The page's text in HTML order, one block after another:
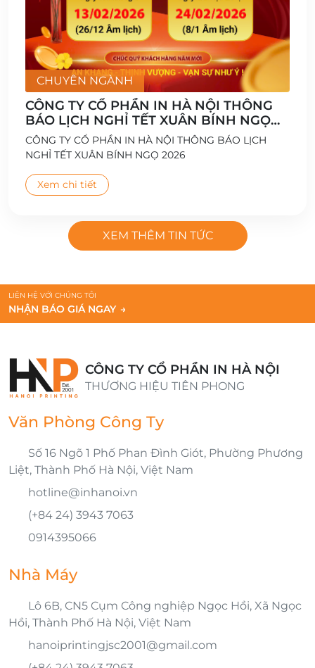
CHUYÊN NGÀNH
CÔNG TY CỔ PHẦN IN HÀ NỘI THÔNG
BÁO LỊCH NGHỈ TẾT XUÂN BÍNH NGỌ
2026
CÔNG TY CỔ PHẦN IN HÀ NỘI THÔNG BÁO LỊCH
NGHỈ TẾT XUÂN BÍNH NGỌ 2026
Xem chi tiết
XEM THÊM TIN TỨC
LIÊN HỆ VỚI CHÚNG TÔI
NHẬN BÁO GIÁ NGAY →
CÔNG TY CỔ PHẦN IN HÀ NỘI
THƯƠNG HIỆU TIÊN PHONG
Văn Phòng Công Ty
Số 16 Ngõ 1 Phố Phan Đình Giót, Phường Phương
Liệt, Thành Phố Hà Nội, Việt Nam
hotline@inhanoi.vn
(+84 24) 3943 7063
0914395066
Nhà Máy
Lô 6B, CN5 Cụm Công nghiệp Ngọc Hồi, Xã Ngọc
Hồi, Thành Phố Hà Nội, Việt Nam
hanoiprintingjsc2001@gmail.com